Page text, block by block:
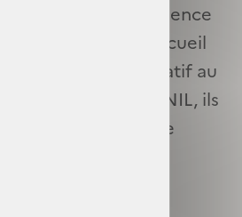
de mesure d’audience
est dispensé du recueil
de l’internaute relatif au
analytics par la CNIL, ils
pas de procédure